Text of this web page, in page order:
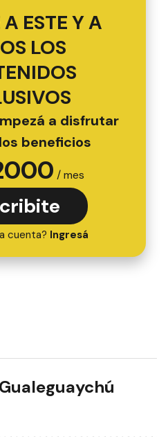
ESTE Y A
LOS
a disfrutar
beneficios
/ mes
cuenta? Ingresá